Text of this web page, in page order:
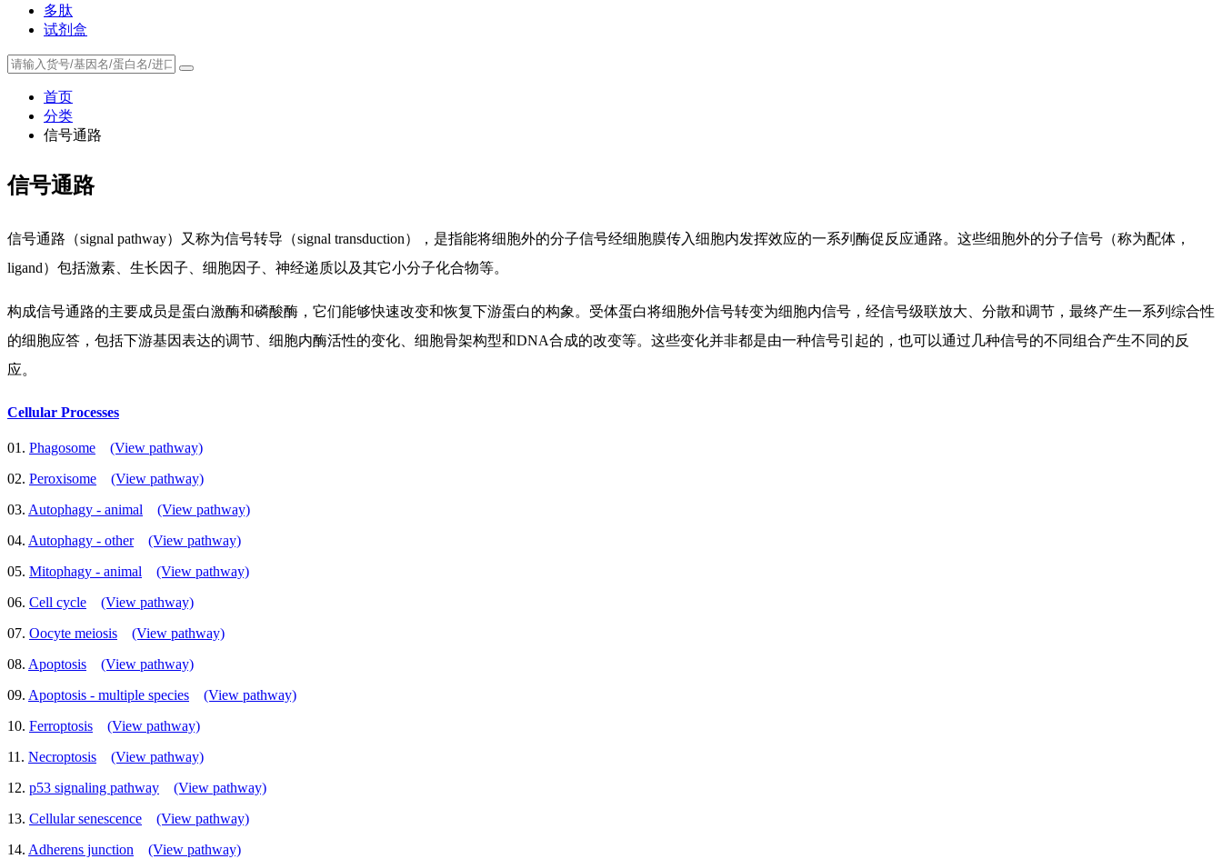
多肽
试剂盒
首页
分类
信号通路
信号通路
信号通路（signal pathway）又称为信号转导（signal transduction），是指能将细胞外的分子信号经细胞膜传入细胞内发挥效应的一系列酶促反应通路。这些细胞外的分子信号（称为配体，
ligand）包括激素、生长因子、细胞因子、神经递质以及其它小分子化合物等。
构成信号通路的主要成员是蛋白激酶和磷酸酶，它们能够快速改变和恢复下游蛋白的构象。受体蛋白将细胞外信号转变为细胞内信号，经信号级联放大、分散和调节，最终产生一系列综合性
的细胞应答，包括下游基因表达的调节、细胞内酶活性的变化、细胞骨架构型和DNA合成的改变等。这些变化并非都是由一种信号引起的，也可以通过几种信号的不同组合产生不同的反
应。
Cellular Processes
01. Phagosome
(View pathway)
02. Peroxisome
(View pathway)
03. Autophagy - animal
(View pathway)
04. Autophagy - other
(View pathway)
05. Mitophagy - animal
(View pathway)
06. Cell cycle
(View pathway)
07. Oocyte meiosis
(View pathway)
08. Apoptosis
(View pathway)
09. Apoptosis - multiple species
(View pathway)
10. Ferroptosis
(View pathway)
11. Necroptosis
(View pathway)
12. p53 signaling pathway
(View pathway)
13. Cellular senescence
(View pathway)
14. Adherens junction (View pathway)